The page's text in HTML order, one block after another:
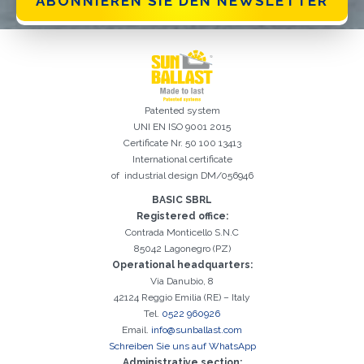
Kontrollkästchen, um mit der Aktivierung fortzufahren
Patented system
UNI EN ISO 9001 2015
Certificate Nr. 50 100 13413
International certificate
of industrial design DM/056946
BASIC SBRL
Registered office:
Contrada Monticello S.N.C
85042 Lagonegro (PZ)
Operational headquarters:
Via Danubio, 8
42124 Reggio Emilia (RE) – Italy
Tel. 0522 960926
Email. info@sunballast.com
Schreiben Sie uns auf WhatsApp